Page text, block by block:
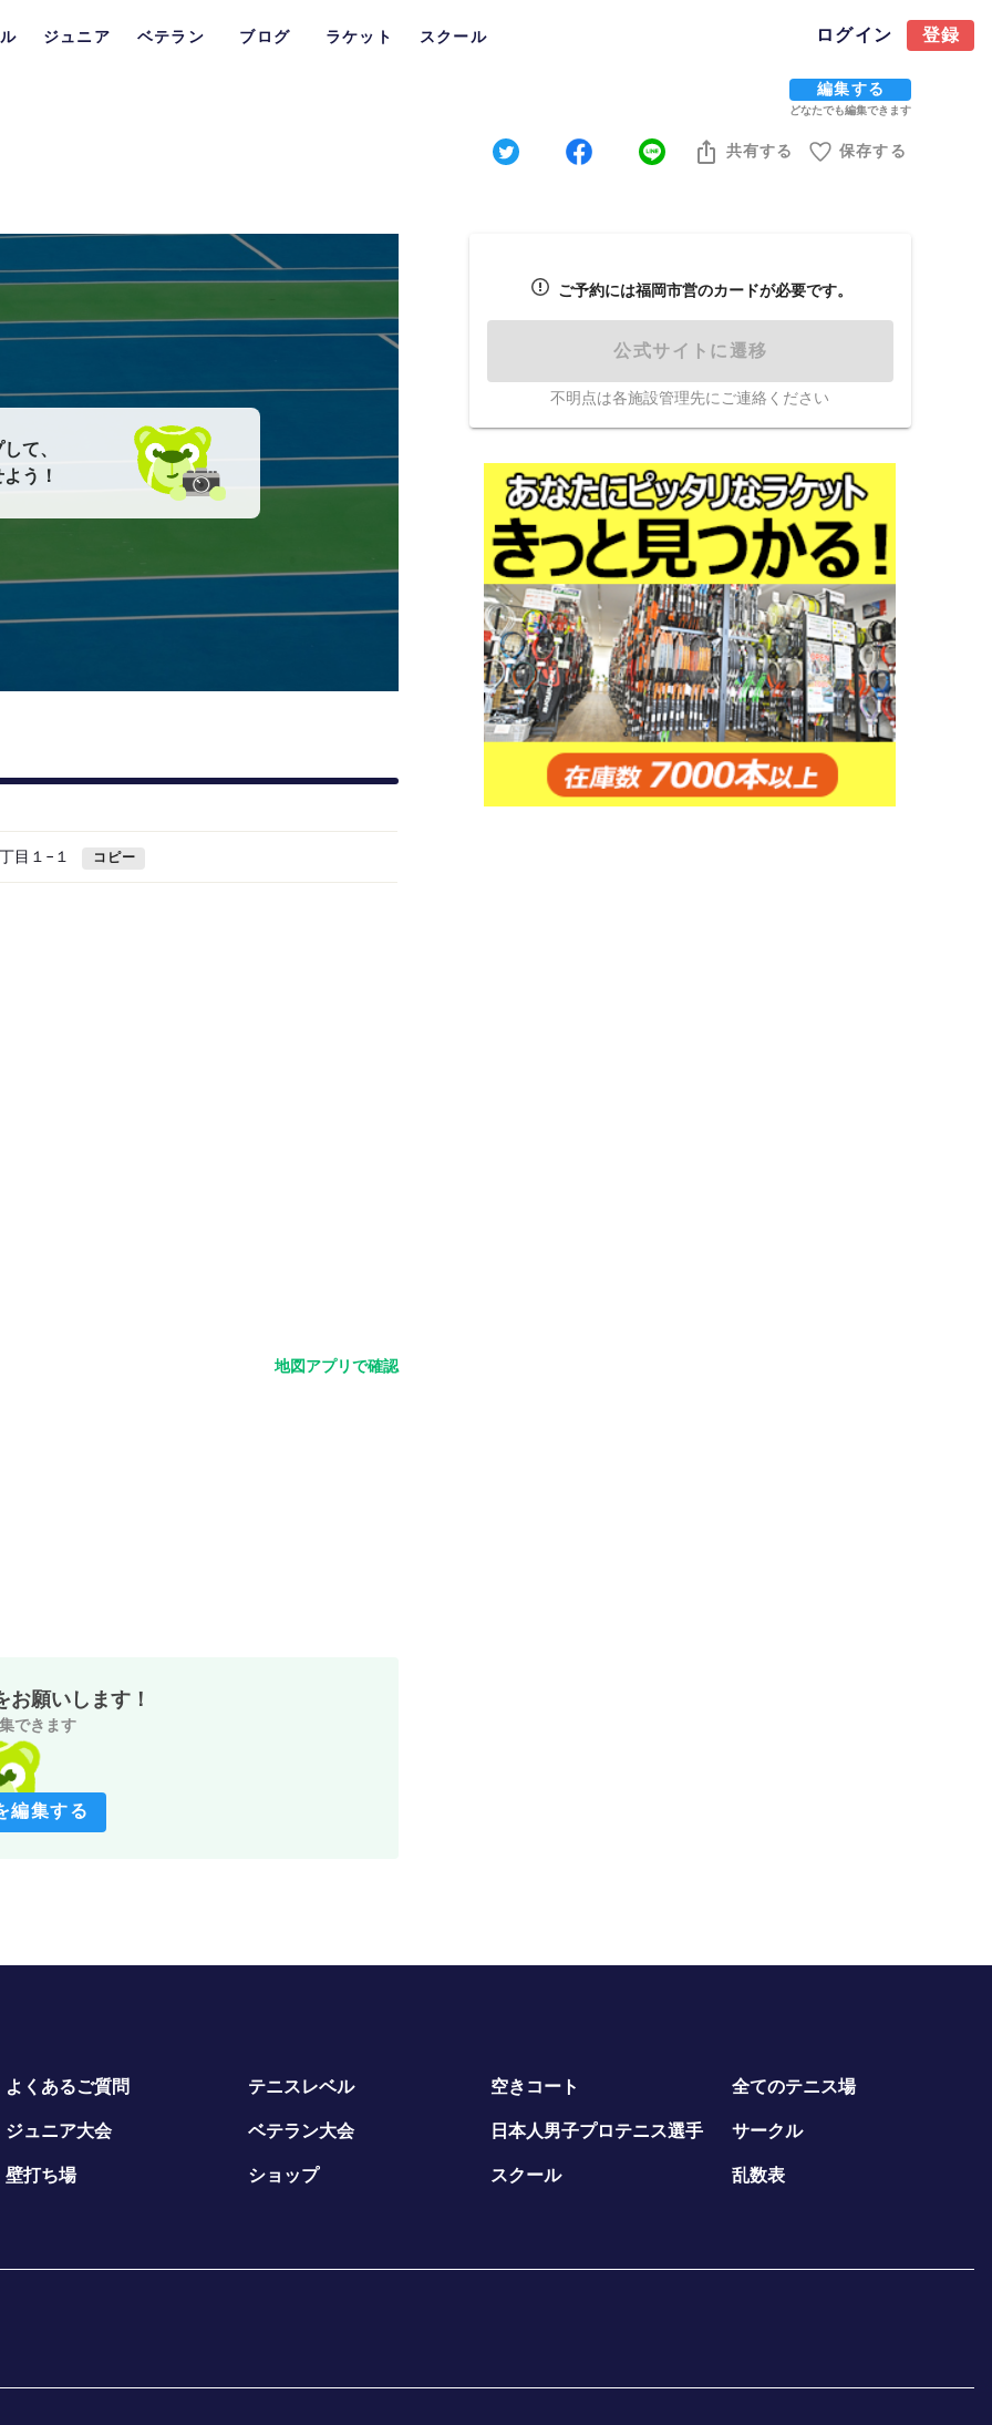
ジュニア ベテラン ブログ ラケット スクール ログイン 登録
編集する
どなたでも編集できます
共有する 保存する
て、
う！
目１−１ コピー
地図アプリで確認
お願いします！
できます
編集する
ご予約には福岡市営のカードが必要です。
公式サイトに遷移
不明点は各施設管理先にご連絡ください
よくあるご質問 テニスレベル 空きコート 全てのテニス場
ジュニア大会 ベテラン大会 日本人男子プロテニス選手 サークル
壁打ち場 ショップ スクール 乱数表